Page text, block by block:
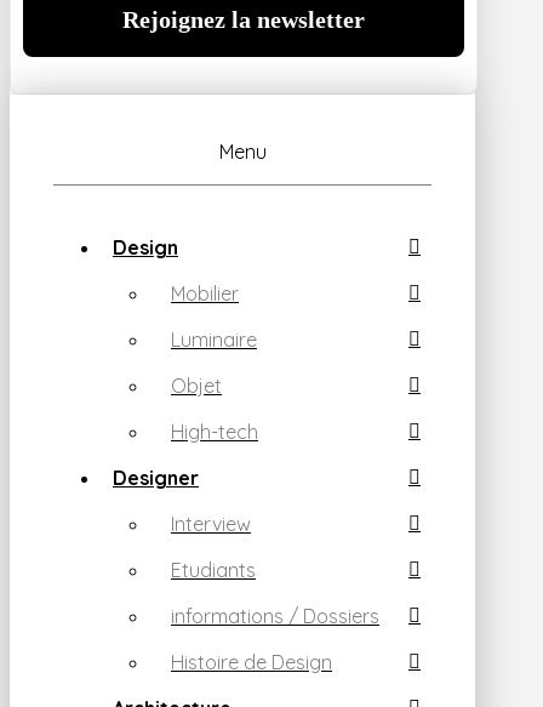
Menu
Design
Mobilier
Luminaire
Objet
High-tech
Designer
Interview
Etudiants
informations / Dossiers
Histoire de Design